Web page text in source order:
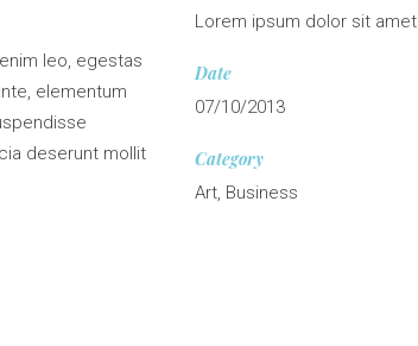
leo, egestas
elementum
deserunt mollit
Lorem ipsum dolor sit amet
Date
07/10/2013
Category
Art, Business